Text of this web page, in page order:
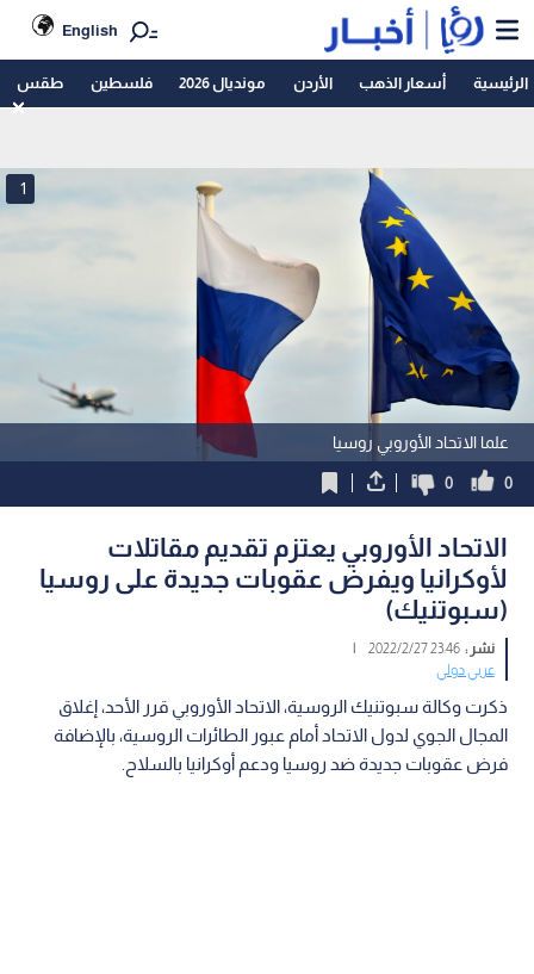
English
الرئيسية أسعار الذهب الأردن مونديال 2026 فلسطين طقس
علما الاتحاد الأوروبي روسيا
1
0
0
الاتحاد الأوروبي يعتزم تقديم مقاتلات
لأوكرانيا ويفرض عقوبات جديدة على روسيا
(سبوتنيك)
نشر :23:46 2022/2/27
|
عربي دولي
ذكرت وكالة سبوتنيك الروسية، الاتحاد الأوروبي قرر الأحد، إغلاق
المجال الجوي لدول الاتحاد أمام عبور الطائرات الروسية، بالإضافة
فرض عقوبات جديدة ضد روسيا ودعم أوكرانيا بالسلاح.